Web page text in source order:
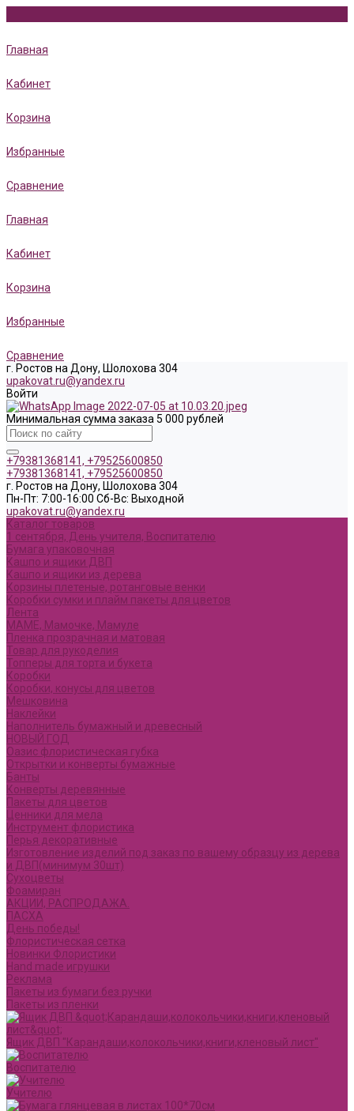
Главная
Кабинет
Корзина
Избранные
Сравнение
Главная
Кабинет
Корзина
Избранные
Сравнение
г. Ростов на Дону, Шолохова 304
upakovat.ru@yandex.ru
Войти
Минимальная сумма заказа 5 000 рублей
+79381368141, +79525600850
+79381368141, +79525600850
г. Ростов на Дону, Шолохова 304
Пн-Пт: 7:00-16:00 Cб-Вс: Выходной
upakovat.ru@yandex.ru
Каталог товаров
1 сентября, День учителя, Воспитателю
Бумага упаковочная
Кашпо и ящики ДВП
Кашпо и ящики из дерева
Корзины плетеные, ротанговые венки
Коробки сумки и плайм пакеты для цветов
Лента
МАМЕ, Мамочке, Мамуле
Пленка прозрачная и матовая
Товар для рукоделия
Топперы для торта и букета
Коробки
Коробки, конусы для цветов
Мешковина
Наклейки
Наполнитель бумажный и древесный
НОВЫЙ ГОД
Оазис флористическая губка
Открытки и конверты бумажные
Банты
Конверты деревянные
Пакеты для цветов
Ценники для мела
Инструмент флористика
Перья декоративные
Изготовление изделий под заказ по вашему образцу из дерева
и ДВП(минимум 30шт)
Сухоцветы
Фоамиран
АКЦИИ, РАСПРОДАЖА.
ПАСХА
День победы!
Флористическая сетка
Новинки Флористики
Hand made игрушки
Реклама
Пакеты из бумаги без ручки
Пакеты из пленки
Ящик ДВП "Карандаши,колокольчики,книги,кленовый лист"
Воспитателю
Учителю